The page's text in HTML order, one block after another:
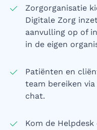
Zorgorganisatie
Digitale Zorg
aanvulling op of
in de eigen
Patiënten en
team bereiken
chat.
Kom de